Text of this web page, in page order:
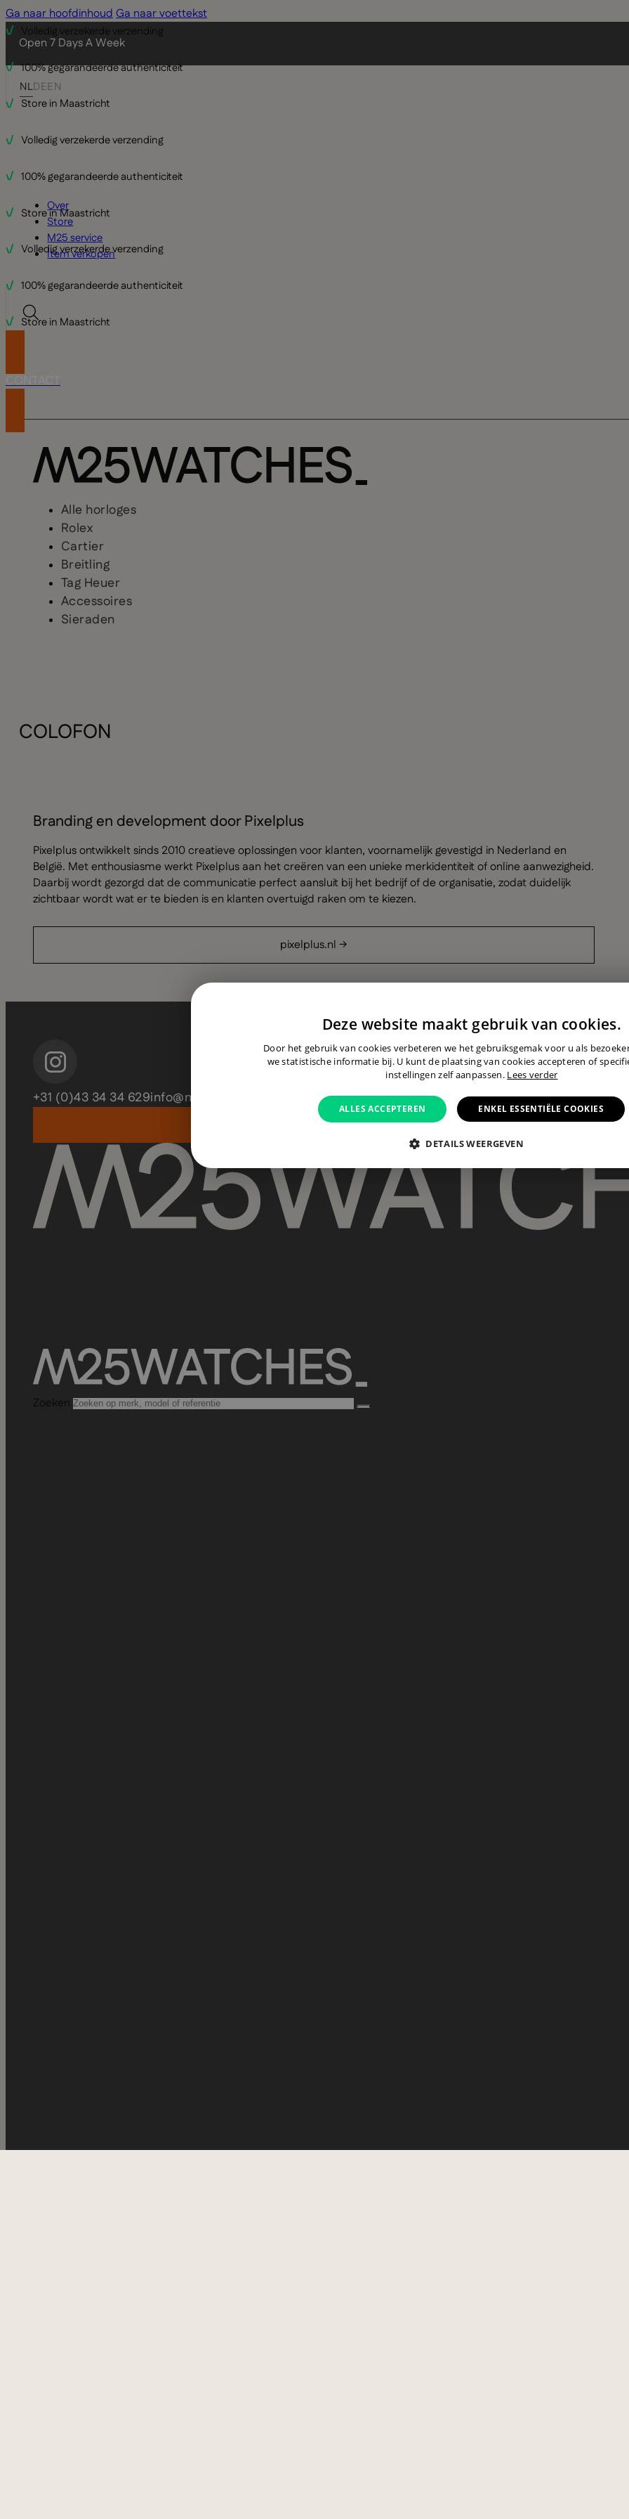
Ga naar hoofdinhoudGa naar voettekst
Open 7 Days A Week
NLDEEN
100% gegarandeerde authenticiteit
Store in Maastricht
Volledig verzekerde verzending
100% gegarandeerde authenticiteit
Store in Maastricht
Volledig verzekerde verzending
100% gegarandeerde authenticiteit
Store in Maastricht
Over
Store
M25 service
Item verkopen
CONTACT
Alle horloges
Rolex
Cartier
Breitling
Tag Heuer
Accessoires
Sieraden
COLOFON
Branding en development door Pixelplus
Pixelplus ontwikkelt sinds 2010 creatieve oplossingen voor klanten, voornamelijk gevestigd in Nederland en
België. Met enthousiasme werkt Pixelplus aan het creëren van een unieke merkidentiteit of online aanwezigheid.
Daarbij wordt gezorgd dat de communicatie perfect aansluit bij het bedrijf of de organisatie, zodat duidelijk
zichtbaar wordt wat er te bieden is en klanten overtuigd raken om te kiezen.
pixelplus.nl →
+31 (0)43 34 34 629info@m25watches.com Achter het Vleeshuis 15. Maastricht (NL)
Contact →
Zoeken
Deze website maakt gebruik van cookies.
Door het gebruik van cookies verbeteren we het gebruiksgemak voor u als
we statistische informatie bij. U kunt de plaatsing van cookies accepteren of
instellingen zelf aanpassen. Lees verder
ALLES ACCEPTEREN ENKEL ESSENTIËLE COOKIES
DETAILS WEERGEVEN